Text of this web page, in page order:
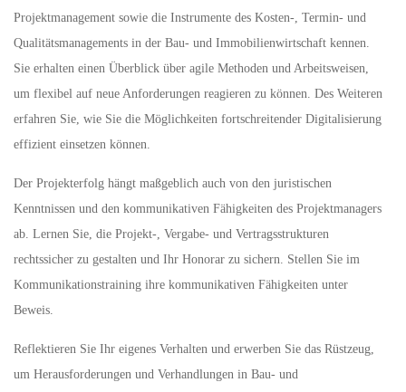
Projektmanagement sowie die Instrumente des Kosten-, Termin- und
Qualitätsmanagements in der Bau- und Immobilienwirtschaft kennen.
Sie erhalten einen Überblick über agile Methoden und Arbeitsweisen,
um flexibel auf neue Anforderungen reagieren zu können. Des Weiteren
erfahren Sie, wie Sie die Möglichkeiten fortschreitender Digitalisierung
effizient einsetzen können.
Der Projekterfolg hängt maßgeblich auch von den juristischen
Kenntnissen und den kommunikativen Fähigkeiten des Projektmanagers
ab. Lernen Sie, die Projekt-, Vergabe- und Vertragsstrukturen
rechtssicher zu gestalten und Ihr Honorar zu sichern. Stellen Sie im
Kommunikationstraining ihre kommunikativen Fähigkeiten unter
Beweis.
Reflektieren Sie Ihr eigenes Verhalten und erwerben Sie das Rüstzeug,
um Herausforderungen und Verhandlungen in Bau- und